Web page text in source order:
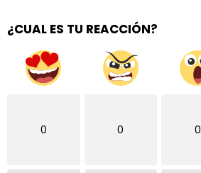
¿CUAL ES TU REACCIÓN?
0 0 0